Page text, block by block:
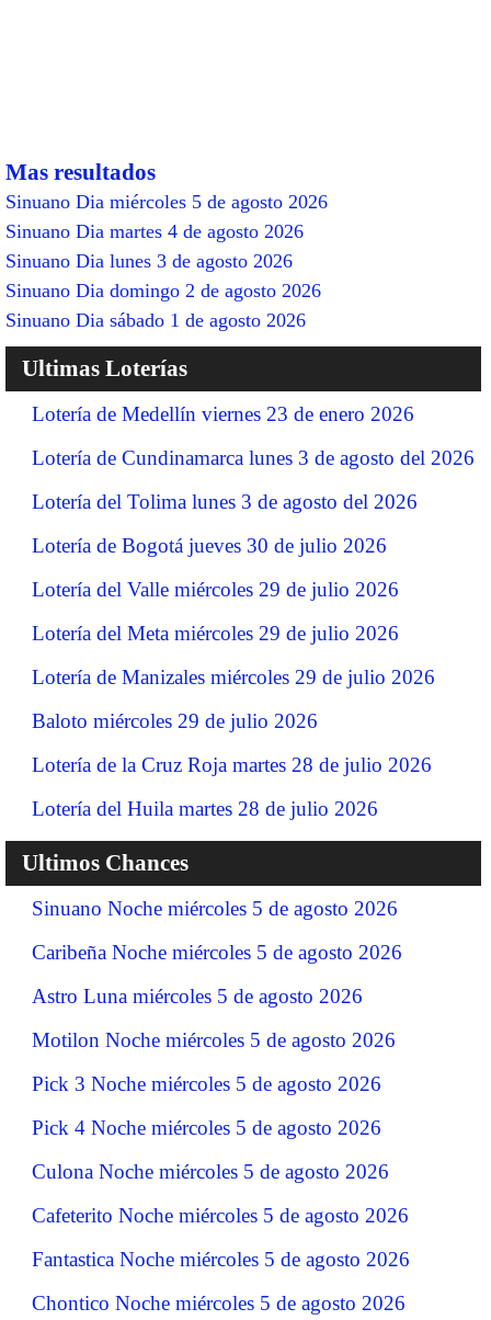
Mas resultados
Sinuano Dia miércoles 5 de agosto 2026
Sinuano Dia martes 4 de agosto 2026
Sinuano Dia lunes 3 de agosto 2026
Sinuano Dia domingo 2 de agosto 2026
Sinuano Dia sábado 1 de agosto 2026
Ultimas Loterías
Lotería de Medellín viernes 23 de enero 2026
Lotería de Cundinamarca lunes 3 de agosto del 2026
Lotería del Tolima lunes 3 de agosto del 2026
Lotería de Bogotá jueves 30 de julio 2026
Lotería del Valle miércoles 29 de julio 2026
Lotería del Meta miércoles 29 de julio 2026
Lotería de Manizales miércoles 29 de julio 2026
Baloto miércoles 29 de julio 2026
Lotería de la Cruz Roja martes 28 de julio 2026
Lotería del Huila martes 28 de julio 2026
Ultimos Chances
Sinuano Noche miércoles 5 de agosto 2026
Caribeña Noche miércoles 5 de agosto 2026
Astro Luna miércoles 5 de agosto 2026
Motilon Noche miércoles 5 de agosto 2026
Pick 3 Noche miércoles 5 de agosto 2026
Pick 4 Noche miércoles 5 de agosto 2026
Culona Noche miércoles 5 de agosto 2026
Cafeterito Noche miércoles 5 de agosto 2026
Fantastica Noche miércoles 5 de agosto 2026
Chontico Noche miércoles 5 de agosto 2026